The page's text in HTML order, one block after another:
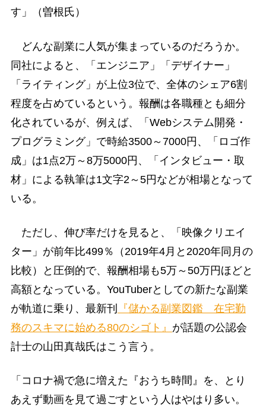
す」（曽根氏）
どんな副業に人気が集まっているのだろうか。
同社によると、「エンジニア」「デザイナー」
「ライティング」が上位3位で、全体のシェア6割
程度を占めているという。報酬は各職種とも細分
化されているが、例えば、「Webシステム開発・
プログラミング」で時給3500～7000円、「ロゴ作
成」は1点2万～8万5000円、「インタビュー・取
材」による執筆は1文字2～5円などが相場となって
いる。
ただし、伸び率だけを見ると、「映像クリエイ
ター」が前年比499％（2019年4月と2020年同月の
比較）と圧倒的で、報酬相場も5万～50万円ほどと
高額となっている。YouTuberとしての新たな副業
が軌道に乗り、最新刊
『儲かる副業図鑑 在宅勤
務のスキマに始める80のシゴト』 が話題の公認会
計士の山田真哉氏はこう言う。
「コロナ禍で急に増えた『おうち時間』を、とり
あえず動画を見て過ごすという人はやはり多い。